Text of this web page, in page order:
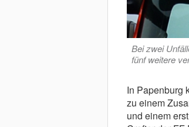
Bei zwei
fünf weitere
In Papenburg
zu einem
und einem